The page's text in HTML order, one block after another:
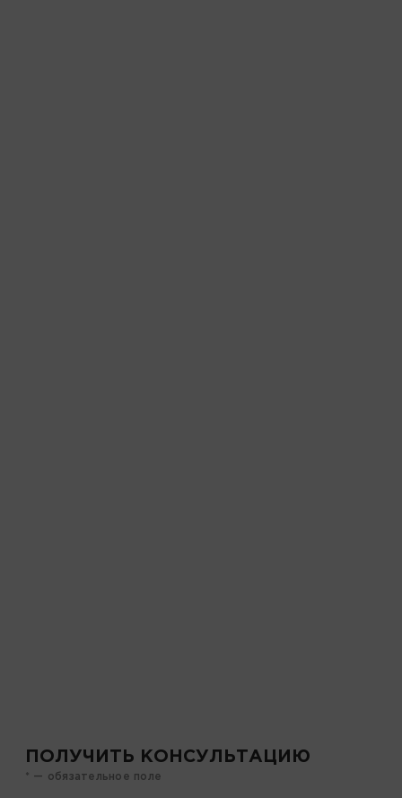
ПОЛУЧИТЬ КОНСУЛЬТАЦИЮ
* — обязательное поле